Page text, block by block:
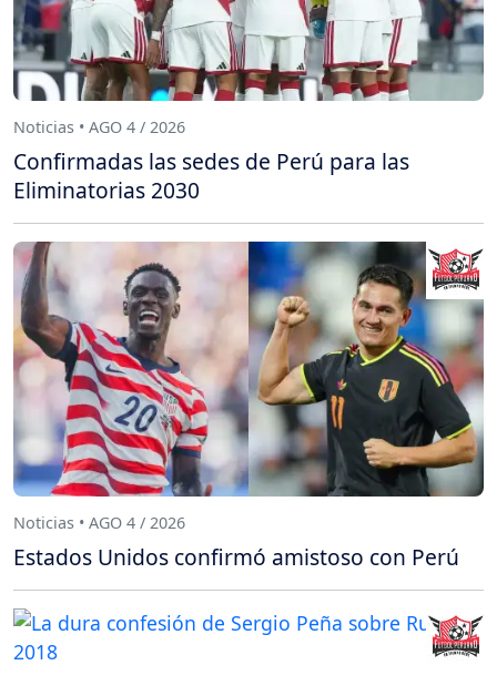
Noticias • AGO 4 / 2026
Confirmadas las sedes de Perú para las
Eliminatorias 2030
Noticias • AGO 4 / 2026
Estados Unidos confirmó amistoso con Perú